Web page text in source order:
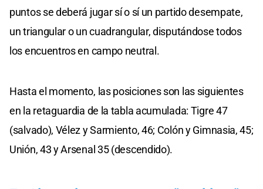
puntos se deberá jugar sí o sí un partido desempate,
un triangular o un cuadrangular, disputándose todos
los encuentros en campo neutral.
Hasta el momento, las posiciones son las siguientes
en la retaguardia de la tabla acumulada: Tigre 47
(salvado), Vélez y Sarmiento, 46; Colón y Gimnasia, 45;
Unión, 43 y Arsenal 35 (descendido).